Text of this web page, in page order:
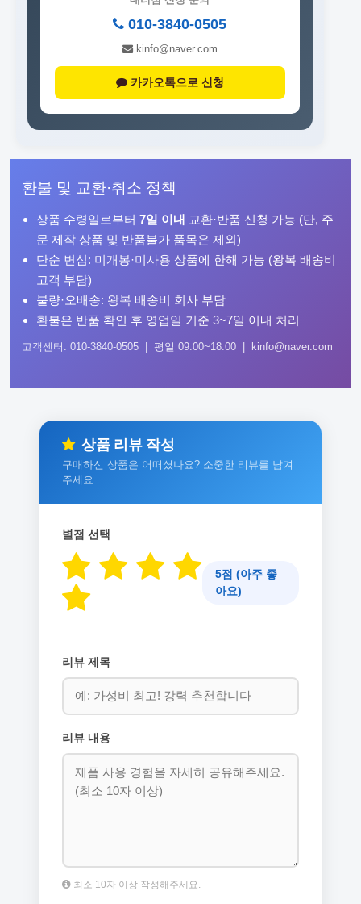
010-3840-0505
kinfo@naver.com
카카오톡으로 신청
환불 및 교환·취소 정책
상품 수령일로부터 7일 이내 교환·반품 신청 가능 (단, 주
문 제작 상품 및 반품불가 품목은 제외)
단순 변심: 미개봉·미사용 상품에 한해 가능 (왕복 배송비
고객 부담)
불량·오배송: 왕복 배송비 회사 부담
환불은 반품 확인 후 영업일 기준 3~7일 이내 처리
고객센터: 010-3840-0505 | 평일 09:00~18:00 | kinfo@naver.com
상품 리뷰 작성
구매하신 상품은 어떠셨나요? 소중한 리뷰를 남겨
주세요.
별점 선택
5점 (아주 좋
아요)
리뷰 제목
리뷰 내용
최소 10자 이상 작성해주세요.